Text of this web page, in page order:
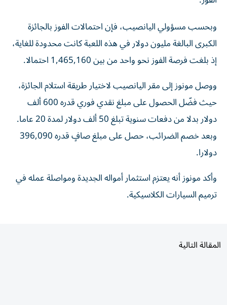
الكبرى البالغة مليون دولار في هذه اللعبة كانت محدودة للغاية،
إذ بلغت فرصة الفوز نحو واحد من بين 1,465,160 احتمالا.
حيث فضّل الحصول على مبلغ نقدي فوري قدره 600 ألف
دولار بدلا من دفعات سنوية تبلغ 50 ألف دولار لمدة 20 عاما.
وبعد خصم الضرائب، حصل على مبلغ صافٍ قدره 396,090
دولارا.
ترميم السيارات الكلاسيكية.